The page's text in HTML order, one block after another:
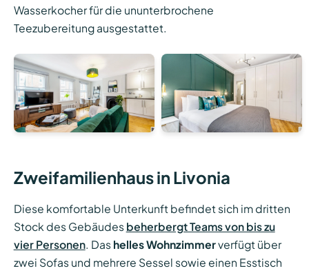
Wasserkocher für die ununterbrochene
Teezubereitung ausgestattet.
Zweifamilienhaus in Livonia
Diese komfortable Unterkunft befindet sich im dritten
Stock des Gebäudes beherbergt Teams von bis zu
vier Personen. Das helles Wohnzimmerverfügt über
zwei Sofas und mehrere Sessel sowie einen Esstisch